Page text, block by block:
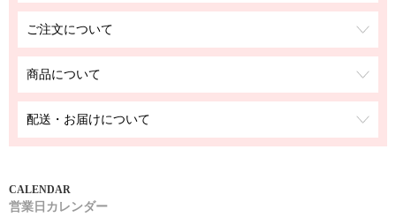
ご注文について
商品について
配送・お届けについて
営業日カレンダー